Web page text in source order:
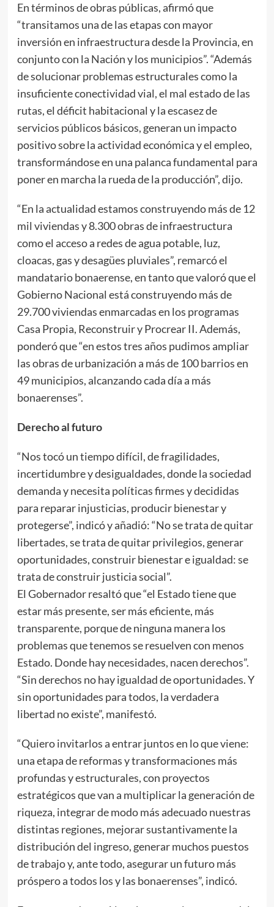
En términos de obras públicas, afirmó que
“transitamos una de las etapas con mayor
inversión en infraestructura desde la Provincia, en
conjunto con la Nación y los municipios”. “Además
de solucionar problemas estructurales como la
insuficiente conectividad vial, el mal estado de las
rutas, el déficit habitacional y la escasez de
servicios públicos básicos, generan un impacto
positivo sobre la actividad económica y el empleo,
transformándose en una palanca fundamental para
poner en marcha la rueda de la producción”, dijo.
“En la actualidad estamos construyendo más de 12
mil viviendas y 8.300 obras de infraestructura
como el acceso a redes de agua potable, luz,
cloacas, gas y desagües pluviales”, remarcó el
mandatario bonaerense, en tanto que valoró que el
Gobierno Nacional está construyendo más de
29.700 viviendas enmarcadas en los programas
Casa Propia, Reconstruir y Procrear II. Además,
ponderó que “en estos tres años pudimos ampliar
las obras de urbanización a más de 100 barrios en
49 municipios, alcanzando cada día a más
bonaerenses”.
Derecho al futuro
“Nos tocó un tiempo difícil, de fragilidades,
incertidumbre y desigualdades, donde la sociedad
demanda y necesita políticas firmes y decididas
para reparar injusticias, producir bienestar y
protegerse”, indicó y añadió: “No se trata de quitar
libertades, se trata de quitar privilegios, generar
oportunidades, construir bienestar e igualdad: se
trata de construir justicia social”.
El Gobernador resaltó que “el Estado tiene que
estar más presente, ser más eficiente, más
transparente, porque de ninguna manera los
problemas que tenemos se resuelven con menos
Estado. Donde hay necesidades, nacen derechos”.
“Sin derechos no hay igualdad de oportunidades. Y
sin oportunidades para todos, la verdadera
libertad no existe”, manifestó.
“Quiero invitarlos a entrar juntos en lo que viene:
una etapa de reformas y transformaciones más
profundas y estructurales, con proyectos
estratégicos que van a multiplicar la generación de
riqueza, integrar de modo más adecuado nuestras
distintas regiones, mejorar sustantivamente la
distribución del ingreso, generar muchos puestos
de trabajo y, ante todo, asegurar un futuro más
próspero a todos los y las bonaerenses”, indicó.